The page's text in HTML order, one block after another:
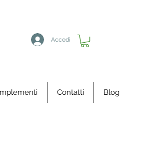
Accedi
Contatti Blog